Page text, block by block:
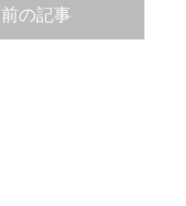
前の記事